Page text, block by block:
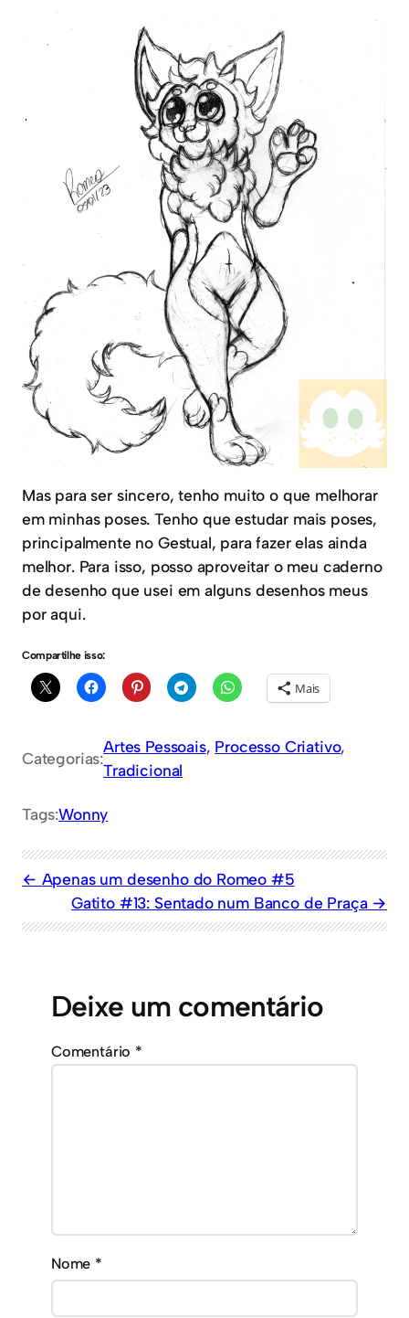
Mas para ser sincero, tenho muito o que melhorar
em minhas poses. Tenho que estudar mais poses,
principalmente no Gestual, para fazer elas ainda
melhor. Para isso, posso aproveitar o meu caderno
de desenho que usei em alguns desenhos meus
por aqui.
Compartilhe isso:
Mais
Categorias:
Artes Pessoais, Processo Criativo
Tradicional
Tags:Wonny
Apenas um desenho do Romeo #5
Gatito #13: Sentado num Banco de Praça
Deixe um comentário
Comentário *
Nome *